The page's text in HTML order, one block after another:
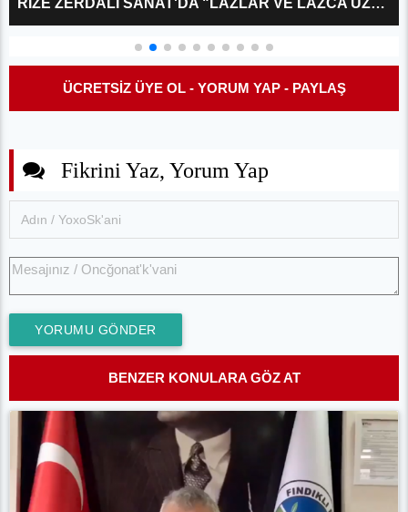
RIZE ZERDALI SANAT'DA "LAZLAR VE LAZCA ÜZERINE?" KÜLTÜR SÖYLEŞISI
ÜCRETSİZ ÜYE OL - YORUM YAP - PAYLAŞ
Fikrini Yaz, Yorum Yap
YORUMU GÖNDER
BENZER KONULARA GÖZ AT